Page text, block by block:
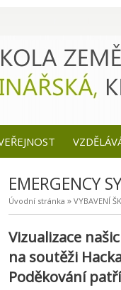
EMERGENCY
Úvodní stránka » VYBAVENÍ
Vizualizace
na soutěži
Poděkování